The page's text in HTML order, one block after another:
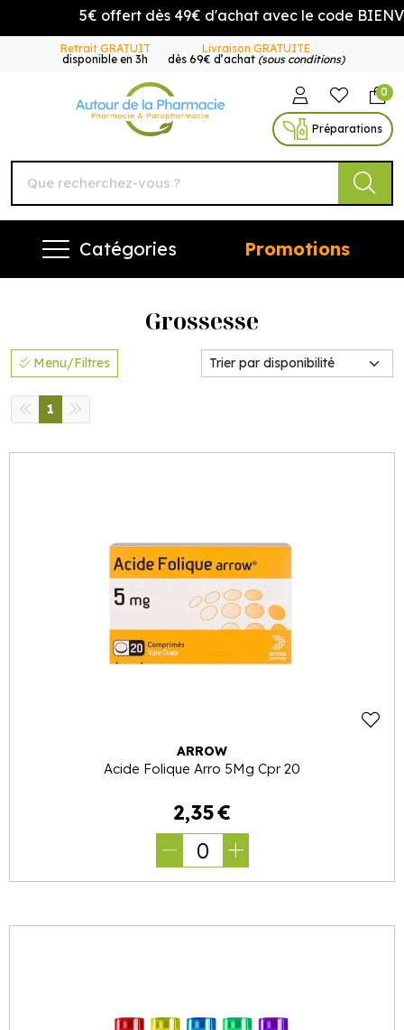
5€ offert dès 49€ d'achat avec le code
Retrait GRATUIT
disponible en 3h
Livraison GRATUITE
dès 69€ d’achat (sous conditions)
Autour de la Pharmacie
0
Préparations
Catégories Promotions
Grossesse
Menu/Filtres
1
ARROW
Acide Folique Arro 5Mg Cpr 20
2,35€
0